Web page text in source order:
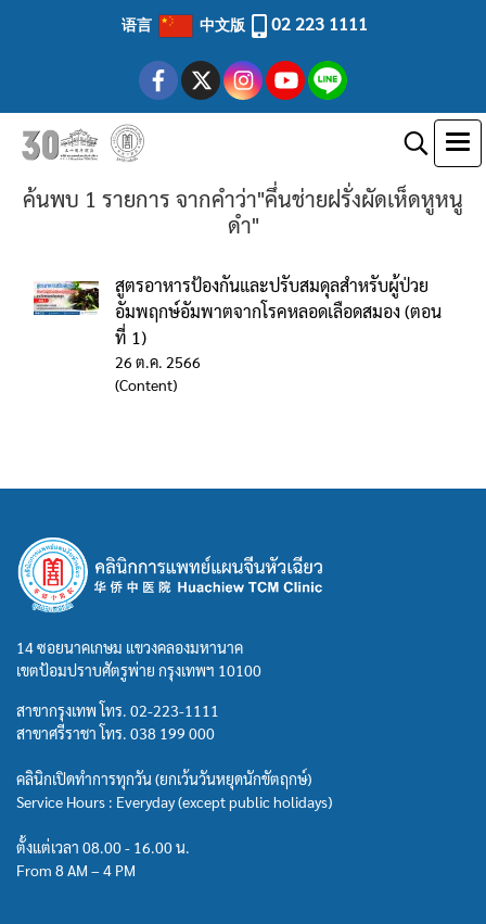
语言 中文版 02 223 1111
ค้นพบ 1 รายการ จากคำว่า"คึ่นช่ายฝรั่งผัดเห็ดหูหนู
ดำ"
สูตรอาหารป้องกันและปรับสมดุลสำหรับผู้ป่วย
อัมพฤกษ์อัมพาตจากโรคหลอดเลือดสมอง (ตอน
ที่ 1)
26 ต.ค. 2566
(Content)
14 ซอยนาคเกษม แขวงคลองมหานาค
เขตป้อมปราบศัตรูพ่าย กรุงเทพฯ 10100
สาขากรุงเทพ โทร. 02-223-1111
สาขาศรีราชา โทร. 038 199 000
คลินิกเปิดทำการทุกวัน (ยกเว้นวันหยุดนักขัตฤกษ์)
Service Hours : Everyday (except public holidays)
ตั้งแต่เวลา 08.00 - 16.00 น.
From 8 AM – 4 PM